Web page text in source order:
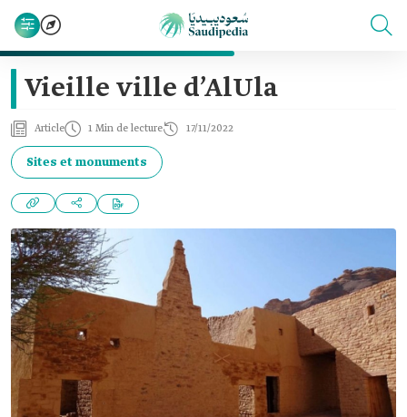
Vieille ville d’AlUla
Article 1 Min de lecture 17/11/2022
Sites et monuments